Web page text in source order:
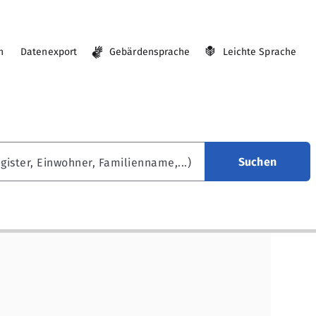
Datenexport Gebärdensprache Leichte Sprache
Einwohner, Familienname,...) Suchen